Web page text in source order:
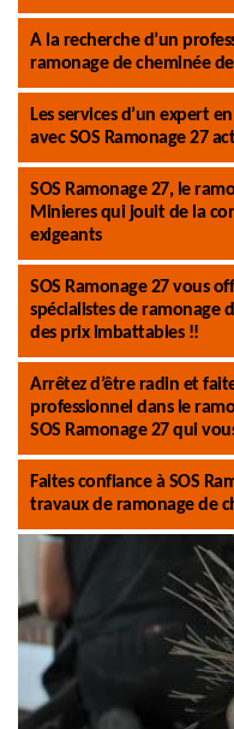
A la recherche d’un
ramonage de cheminée
Les services d’un expert
avec SOS Ramonage 27
SOS Ramonage 27, le
Minieres qui jouit de la
exigeants
SOS Ramonage 27 vous
spécialistes de ramonage
des prix imbattables !!
Arrêtez d’être radin et
professionnel dans le
SOS Ramonage 27 qui
Faites confiance à SOS
travaux de ramonage de